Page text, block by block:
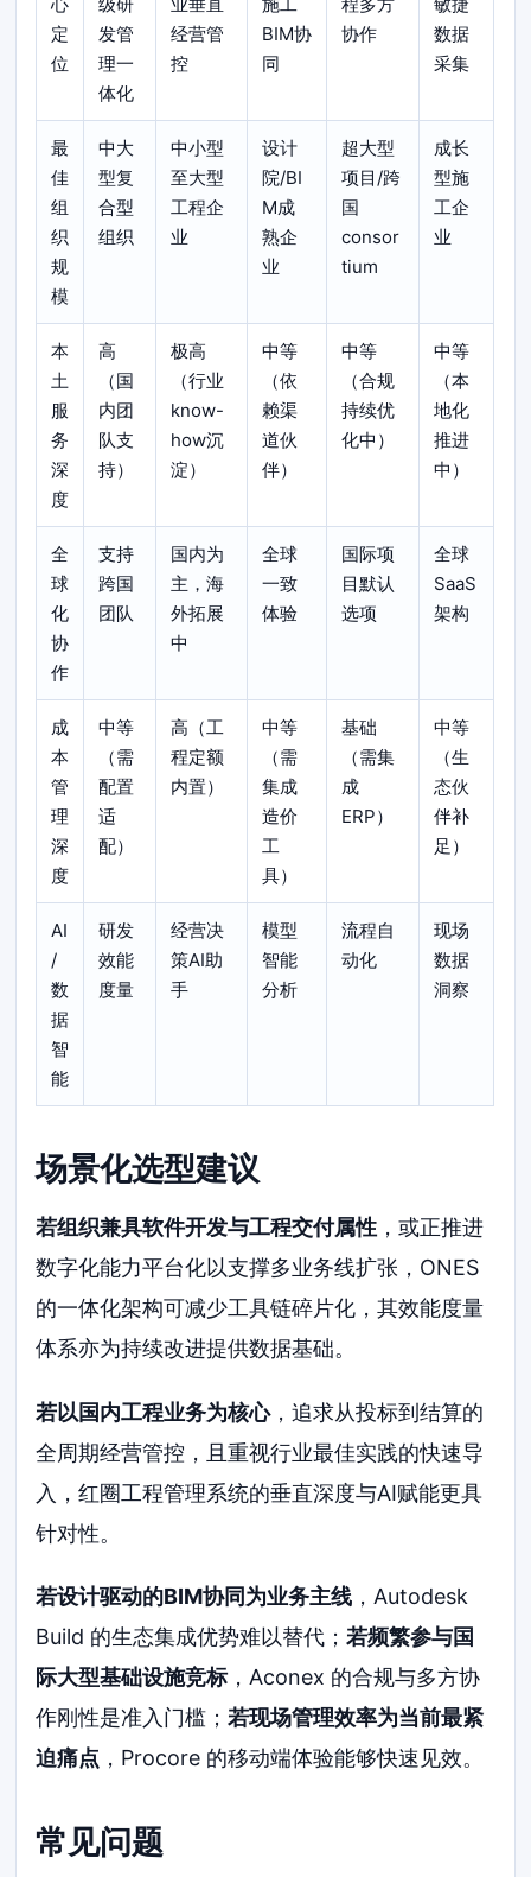
定
位
发管
理一
体化
经营管
控
BIM协
同
协作
数据
采集
最
佳
组
织
规
模
中大
型复
合型
组织
中小型
至大型
工程企
业
设计
院/BI
M成
熟企
业
超大型
项目/跨
国
consor
tium
成长
型施
工企
业
本
土
服
务
深
度
高
（国
内团
队支
持）
极高
（行业
know-
how沉
淀）
中等
（依
赖渠
道伙
伴）
中等
（合规
持续优
化中）
中等
（本
地化
推进
中）
全
球
化
协
作
支持
跨国
团队
国内为
主，海
外拓展
中
全球
一致
体验
国际项
目默认
选项
全球
SaaS
架构
成
本
管
理
深
度
中等
（需
配置
适
配）
高（工
程定额
内置）
中等
（需
集成
造价
工
具）
基础
（需集
成
ERP）
中等
（生
态伙
伴补
足）
AI
/
数
据
智
能
研发
效能
度量
经营决
策AI助
手
模型
智能
分析
流程自
动化
现场
数据
洞察
场景化选型建议
若组织兼具软件开发与工程交付属性 ，或正推进
数字化能力平台化以支撑多业务线扩张，ONES
的一体化架构可减少工具链碎片化，其效能度量
体系亦为持续改进提供数据基础。
若以国内工程业务为核心，追求从投标到结算的
全周期经营管控，且重视行业最佳实践的快速导
入，红圈工程管理系统的垂直深度与AI赋能更具
针对性。
若设计驱动的BIM协同为业务主线 ，Autodesk
Build 的生态集成优势难以替代；若频繁参与国
际大型基础设施竞标，Aconex 的合规与多方协
作刚性是准入门槛；若现场管理效率为当前最紧
迫痛点 ，Procore 的移动端体验能够快速见效。
常见问题